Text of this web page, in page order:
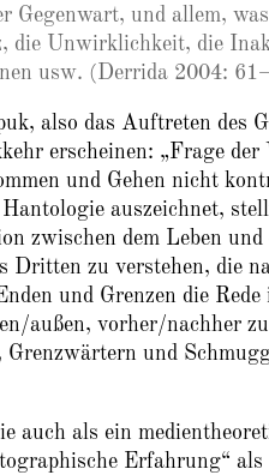
Gegenwart, und allem,
die Unwirklichkeit, die
usw. (Derrida 2004:
also das Auftreten des
erscheinen: „Frage
und Gehen nicht
auszeichnet,
zwischen dem Leben
Dritten zu verstehen, die
und Grenzen die
außen, vorher/nachher
und
auch als ein
Erfahrung“